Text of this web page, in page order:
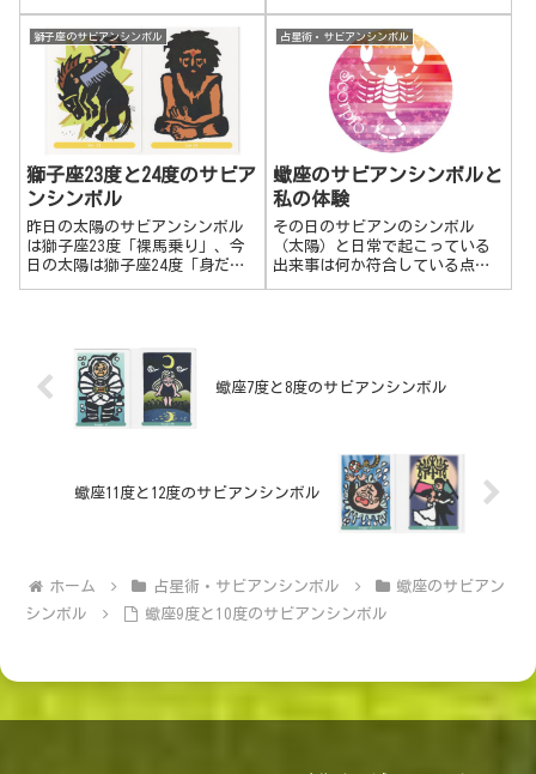
ば数分やってみてください。そ
の姿勢のまま元気をなくしてみ
てください。かなり難しいはず
です。特定の心境と体の体勢は
連動していますので、背筋を伸
ばしながら元気をなくすのは難
しいのです。
バラ、生命の木、そして人それ
ぞれの人生の背景やドラマな
ど。私がシンボルの探求が好き
なのは、占星術の出生図にある
海王星と魚座の影響のせいなの
ではないかと思います。蠍座の
サビアンシンボルについて。
獅子座のサビアンシンボル
獅子座23度と24度のサビア
ンシンボル
昨日の太陽のサビアンシンボル
は獅子座23度「裸馬乗り」、今
日の太陽は獅子座24度「身だし
手にやり遂げたい、見せつけた
い。躍動感あ...
占星術・サビアンシンボル
蠍座のサビアンシンボルと
私の体験
その日のサビアンのシンボル
（太陽）と日常で起こっている
出来事は何か符合している点も
度、27度、30度のわたしの体験
蠍座7度と8度のサビアンシンボル
蠍座11度と12度のサビアンシンボル
ホーム 占星術・サビアンシンボル
蠍座のサビアン
シンボル
蠍座9度と10度のサビアンシンボル